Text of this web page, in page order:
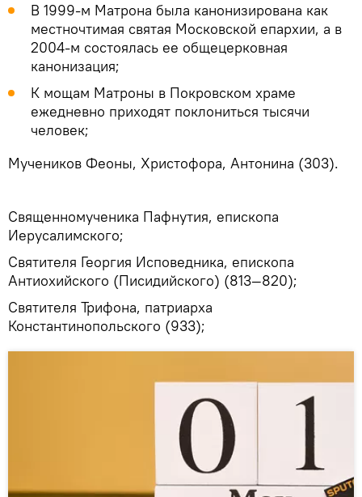
В 1999-м Матрона была канонизирована как
местночтимая святая Московской епархии, а в
2004-м состоялась ее общецерковная
канонизация;
К мощам Матроны в Покровском храме
ежедневно приходят поклониться тысячи
человек;
Мучеников Феоны, Христофора, Антонина (303).
Священномученика Пафнутия, епископа
Иерусалимского;
Святителя Георгия Исповедника, епископа
Антиохийского (Писидийского) (813—820);
Святителя Трифона, патриарха
Константинопольского (933);